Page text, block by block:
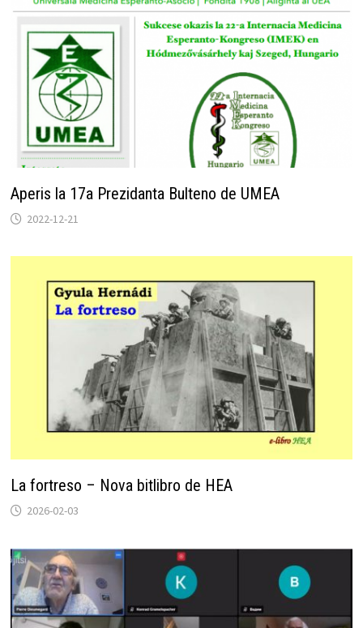
Aperis la 17a Prezidanta Bulteno de UMEA
2022-12-21
La fortreso – Nova bitlibro de HEA
2026-02-03